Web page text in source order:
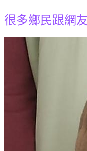
很多鄉民跟網